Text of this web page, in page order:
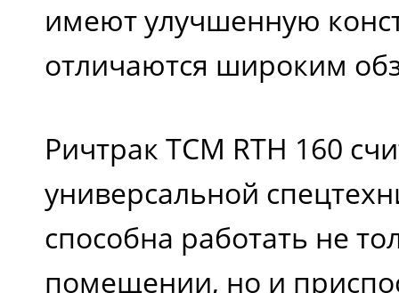
имеют улучшенную
отличаются широким
Ричтрак TCM RTH 160
универсальной
способна работать не
помещении, но и